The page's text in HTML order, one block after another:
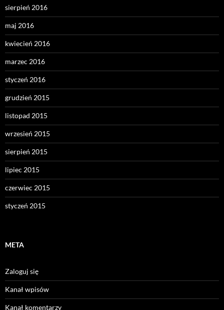
sierpień 2016
maj 2016
kwiecień 2016
marzec 2016
styczeń 2016
grudzień 2015
listopad 2015
wrzesień 2015
sierpień 2015
lipiec 2015
czerwiec 2015
styczeń 2015
META
Zaloguj się
Kanał wpisów
Kanał komentarzy